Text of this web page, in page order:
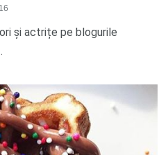
și actrițe pe blogurile